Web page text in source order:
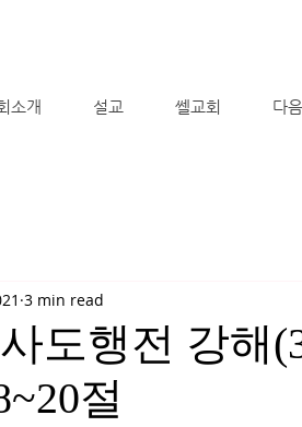
소개 설교 쎌교회 다
도행전 강해
절
3 min read